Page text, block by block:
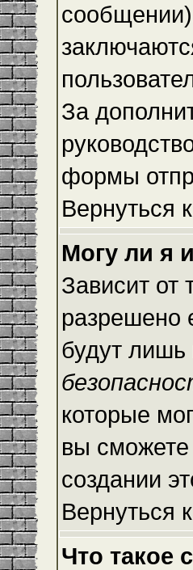
За
формы
Вернуться
Могу ли я
Зависит от
разрешено
будут лишь
которые
вы сможете
создании
Вернуться
Что такое